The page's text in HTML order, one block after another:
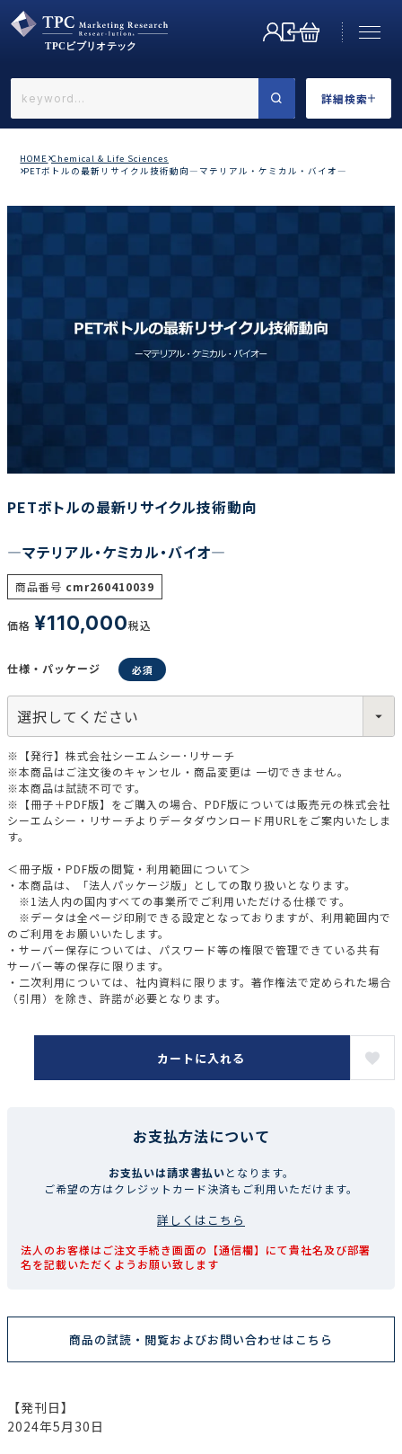
詳細検索
←戻る
調査の種類で選ぶ
リセット
HOME Chemical & Life Sciences
PETボトルの最新リサイクル技術動向―マテリアル・ケミカル・バイオ―
PETボトルの最新リサイクル技術動向
―マテリアル・ケミカル・バイオ―
商品番号 cmr260410039
価格 ¥110,000税込
仕様・パッケージ
※【発行】株式会社シーエムシー･リサーチ
※本商品はご注文後のキャンセル・商品変更は 一切できません。
※本商品は試読不可です。
※【冊子＋PDF版】をご購入の場合、PDF版については販売元の株式会社
シーエムシー・リサーチよりデータダウンロード用URLをご案内いたしま
す。
＜冊子版・PDF版の閲覧・利用範囲について＞
・本商品は、「法人パッケージ版」としての取り扱いとなります。
※1法人内の国内すべての事業所でご利用いただける仕様です。
※データは全ページ印刷できる設定となっておりますが、利用範囲内で
のご利用をお願いいたします。
・サーバー保存については、パスワード等の権限で管理できている共有
サーバー等の保存に限ります。
・二次利用については、社内資料に限ります。著作権法で定められた場合
（引用）を除き、許諾が必要となります。
カートに入れる
お支払方法について
お支払いは請求書払いとなります。
ご希望の方はクレジットカード決済もご利用いただけます。
詳しくはこちら
法人のお客様はご注文手続き画面の【通信欄】にて貴社名及び部署
名を記載いただくようお願い致します
商品の試読・閲覧およびお問い合わせはこちら
【発刊日】
2024年5月30日